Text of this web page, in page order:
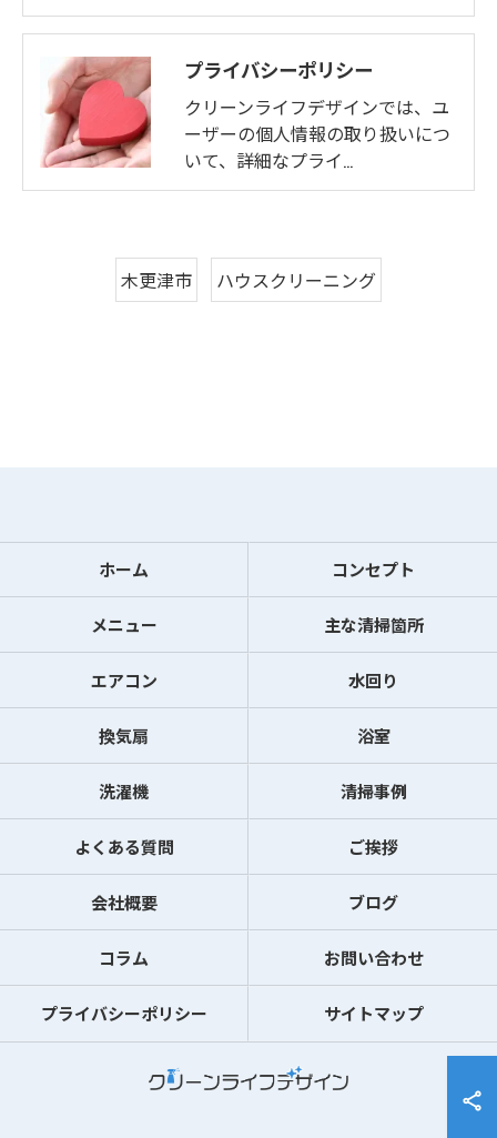
プライバシーポリシー
クリーンライフデザインでは、ユ
ーザーの個人情報の取り扱いにつ
いて、詳細なプライ…
木更津市 ハウスクリーニング
ホーム コンセプト
メニュー 主な清掃箇所
エアコン 水回り
換気扇 浴室
洗濯機 清掃事例
よくある質問 ご挨拶
会社概要 ブログ
コラム お問い合わせ
プライバシーポリシー サイトマップ